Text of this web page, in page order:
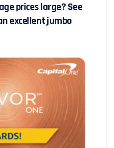
prices large? See
excellent jumbo